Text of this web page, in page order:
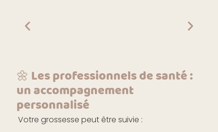
🌼 Les professionnels de santé :
un accompagnement
personnalisé
Votre grossesse peut être suivie :